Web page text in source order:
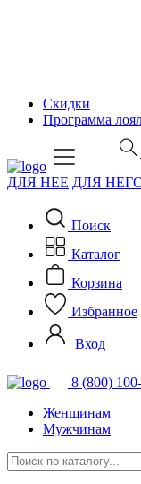
Скидки
Программа
ДЛЯ НЕЕ ДЛЯ
Поиск
Каталог
Корзина
Избранное
Вход
8 (800)
Женщинам
Мужчинам